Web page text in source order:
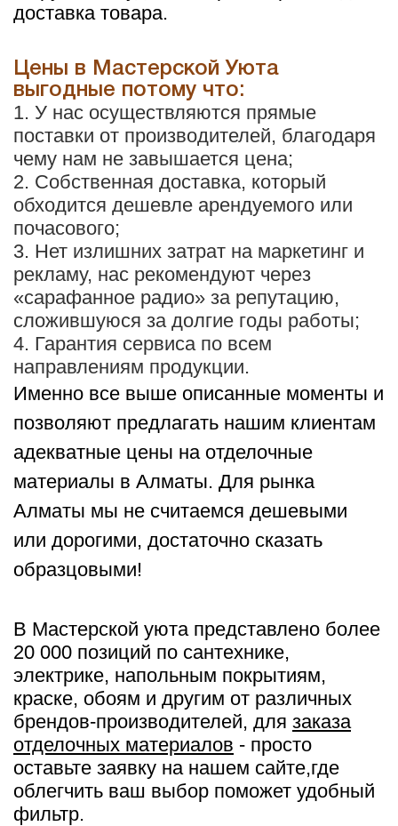
доставка товара.
Цены в Мастерской Уюта
выгодные потому что:
1. У нас осуществляются прямые
поставки от производителей, благодаря
чему нам не завышается цена;
2. Собственная доставка, который
обходится дешевле арендуемого или
почасового;
3. Нет излишних затрат на маркетинг и
рекламу, нас рекомендуют через
«сарафанное радио» за репутацию,
сложившуюся за долгие годы работы;
4. Гарантия сервиса по всем
направлениям продукции.
Именно все выше описанные моменты и
позволяют предлагать нашим клиентам
адекватные цены на отделочные
материалы в Алматы. Для рынка
Алматы мы не считаемся дешевыми
или дорогими, достаточно сказать
образцовыми!
В Мастерской уюта представлено более
20 000 позиций по сантехнике,
электрике, напольным покрытиям,
краске, обоям и другим от различных
брендов-производителей, для заказа
отделочных материалов - просто
оставьте заявку на нашем сайте,где
облегчить ваш выбор поможет удобный
фильтр.